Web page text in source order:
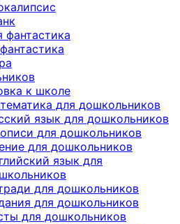
фантастика
к школе
для дошкольников
язык для дошкольников
для дошкольников
для дошкольников
язык для
для дошкольников
для дошкольников
для дошкольников